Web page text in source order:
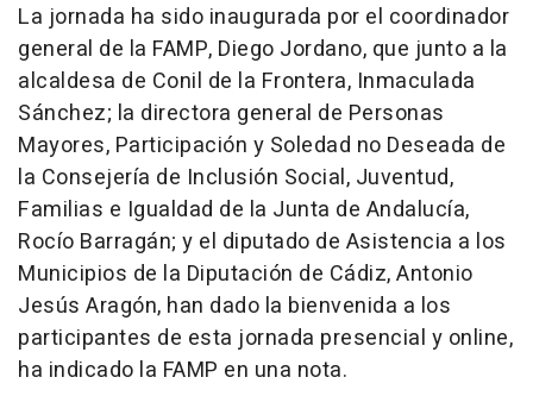
La jornada ha sido inaugurada por el coordinador
general de la FAMP, Diego Jordano, que junto a la
alcaldesa de Conil de la Frontera, Inmaculada
Sánchez; la directora general de Personas
Mayores, Participación y Soledad no Deseada de
la Consejería de Inclusión Social, Juventud,
Familias e Igualdad de la Junta de Andalucía,
Rocío Barragán; y el diputado de Asistencia a los
Municipios de la Diputación de Cádiz, Antonio
Jesús Aragón, han dado la bienvenida a los
participantes de esta jornada presencial y online,
ha indicado la FAMP en una nota.